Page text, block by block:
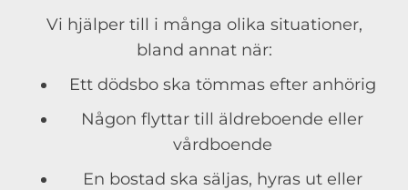
Vi hjälper till i många olika situationer,
bland annat när:
Ett dödsbo ska tömmas efter anhörig
Någon flyttar till äldreboende eller
vårdboende
En bostad ska säljas, hyras ut eller